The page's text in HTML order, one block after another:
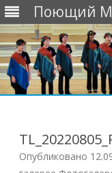
Поющий
Опубликовано